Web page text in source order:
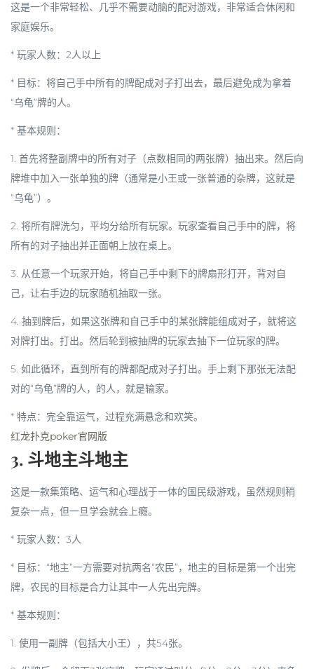
这是一个非常轻松、几乎不需要动脑的配对游戏，非常适合休闲和
家庭娱乐。
* 玩家人数：2人以上
* 目标：将自己手中所有的牌配成对子打出去，最后避免成为拿着
“乌龟”牌的人。
* 基本规则：
1. 首先将整副牌中的所有对子（点数相同的两张牌）抽出来。然后向
牌堆中加入一张单独的牌（通常是小王或一张普通的杂牌，这就是
“乌龟”）。
2. 将所有牌洗匀，平均分给所有玩家。玩家查看自己手中的牌，将
所有的对子抽出并正面朝上放在桌上。
3. 从任意一个玩家开始，将自己手中剩下的牌扇形打开，背对自
己，让右手边的玩家随机抽取一张。
4. 抽到牌后，如果这张牌和自己手中的某张牌能组成对子，就将这
对牌打出。打出。然后轮到被抽牌的玩家去抽下一位玩家的牌。
5. 如此循环，直到所有的牌都配成对子打出。手上剩下那张无法配
对的“乌龟”牌的人，的人，就是输家。
* 特点：完全靠运气，过程充满悬念和欢笑。
红龙扑克poker官网版
3. 斗地主斗地主
这是一款集策略、运气和心理战于一体的国民级游戏，虽然规则稍
复杂一点，但一旦学会就会上瘾。
* 玩家人数：3人
* 目标：“地主”一方需要对抗两名“农民”，地主的目标是第一个出完
牌，农民的目标是合力让其中一人先出完牌。
* 基本规则：
1. 使用一副牌（包括大小王），共54张。